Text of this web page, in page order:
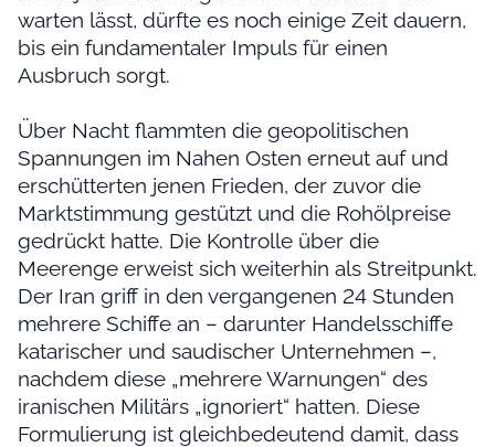
warten lässt, dürfte es noch einige Zeit dauern,
bis ein fundamentaler Impuls für einen
Ausbruch sorgt.
Über Nacht flammten die geopolitischen
Spannungen im Nahen Osten erneut auf und
erschütterten jenen Frieden, der zuvor die
Marktstimmung gestützt und die Rohölpreise
gedrückt hatte. Die Kontrolle über die
Meerenge erweist sich weiterhin als Streitpunkt.
Der Iran griff in den vergangenen 24 Stunden
mehrere Schiffe an – darunter Handelsschiffe
katarischer und saudischer Unternehmen –,
nachdem diese „mehrere Warnungen“ des
iranischen Militärs „ignoriert“ hatten. Diese
Formulierung ist gleichbedeutend damit, dass